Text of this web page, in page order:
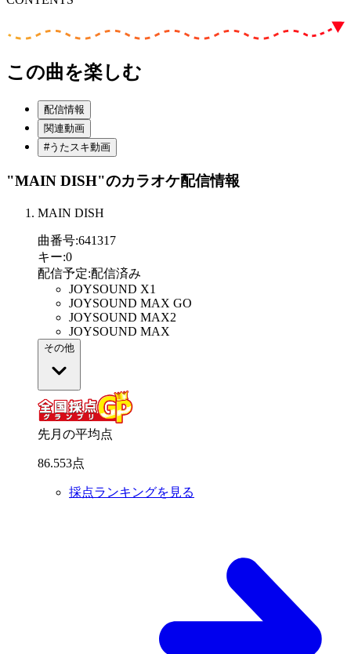
この曲を楽しむ
配信情報
関連動画
#うたスキ動画
"MAIN DISH"のカラオケ配信情報
MAIN DISH
曲番号:641317
キー:0
配信予定:配信済み
JOYSOUND X1
JOYSOUND MAX GO
JOYSOUND MAX2
JOYSOUND MAX
その他
先月の平均点
86.553点
採点ランキングを見る